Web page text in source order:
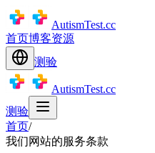
AutismTest.cc
首页博客资源
测验
AutismTest.cc
测验
首页/
我们网站的服务条款